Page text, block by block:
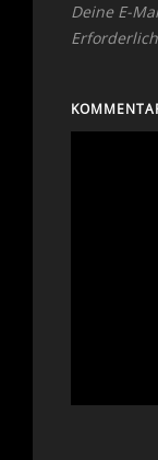
Deine E-